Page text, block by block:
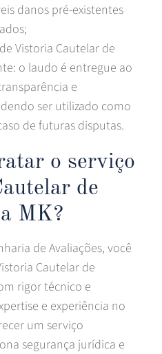
danos pré-existentes
Vistoria Cautelar de
o laudo é entregue ao
e
ser utilizado como
de futuras disputas.
o serviço
de
MK?
de Avaliações, você
Cautelar de
rigor técnico e
e experiência no
um serviço
segurança jurídica e